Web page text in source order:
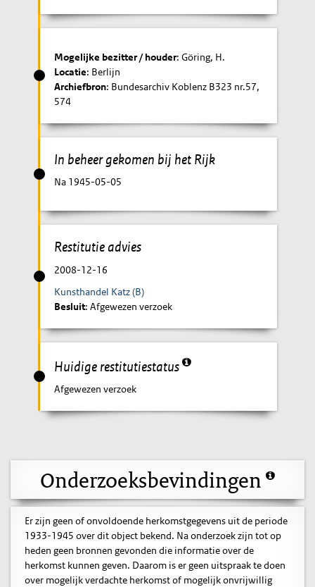
Mogelijke bezitter / houder: Göring, H.
Locatie: Berlijn
Archiefbron: Bundesarchiv Koblenz B323 nr.57,
574
In beheer gekomen bij het Rijk
Na 1945-05-05
Restitutie advies
2008-12-16
Kunsthandel Katz (B)
Besluit: Afgewezen verzoek
Huidige restitutiestatus
Afgewezen verzoek
Onderzoeksbevindingen
Er zijn geen of onvoldoende herkomstgegevens uit de periode
1933-1945 over dit object bekend. Na onderzoek zijn tot op
heden geen bronnen gevonden die informatie over de
herkomst kunnen geven. Daarom is er geen uitspraak te doen
over mogelijk verdachte herkomst of mogelijk onvrijwillig